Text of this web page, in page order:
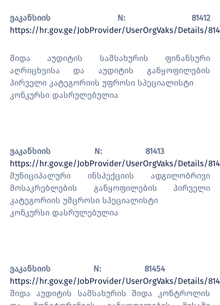
ვაკანსიის N: 81412
https://hr.gov.ge/JobProvider/UserOrgVaks/Details/
შიდა აუდიტის სამსახურის ფინანსური
აღრიცხვისა და აუდიტის განყოფილების
პირველი კატეგორიის უფროსი სპეციალისტი
კონკურსი დასრულებულია
ვაკანსიის N:81413
https://hr.gov.ge/JobProvider/UserOrgVaks/Details/
მუნიციპალური ინსპექციის ადგილობრივი
მოსაკრებლების განყოფილების პირველი
კატეგორიის უმცროსი სპეციალისტი
კონკურსი დასრულებულია
ვაკანსიის N: 81454
https://hr.gov.ge/JobProvider/UserOrgVaks/Details/
შიდა აუდიტის სამსახურის შიდა კონტროლის